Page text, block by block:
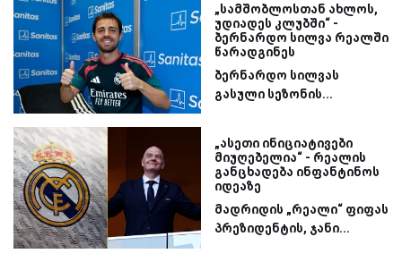
„სამშობლოსთან ახლოს,
უდიადეს კლუბში“ -
ბერნარდო სილვა რეალში
წარადგინეს
ბერნარდო სილვას
გასული სეზონის...
„ასეთი ინიციატივები
მიუღებელია“ - რეალის
განცხადება ინფანტინოს
იდეაზე
მადრიდის „რეალი“ ფიფას
პრეზიდენტის, ჯანი...